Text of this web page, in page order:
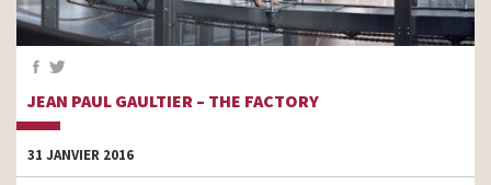
JEAN PAUL GAULTIER – THE FACTORY
31 JANVIER 2016